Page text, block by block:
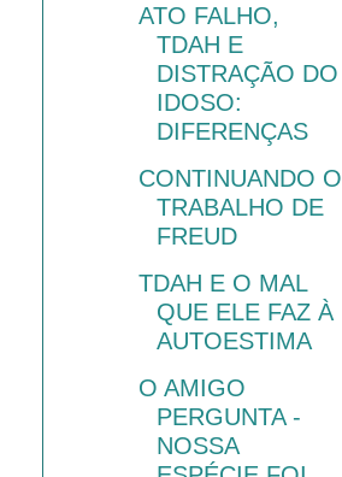
ATO FALHO,
TDAH E
DISTRAÇÃO DO
IDOSO:
DIFERENÇAS
CONTINUANDO O
TRABALHO DE
FREUD
TDAH E O MAL
QUE ELE FAZ À
AUTOESTIMA
O AMIGO
PERGUNTA -
NOSSA